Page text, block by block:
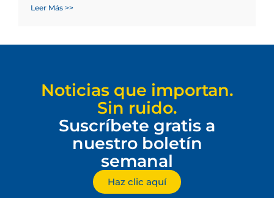
Leer Más >>
Noticias que importan.
Sin ruido.
Suscríbete gratis a
nuestro boletín
semanal
Haz clic aquí